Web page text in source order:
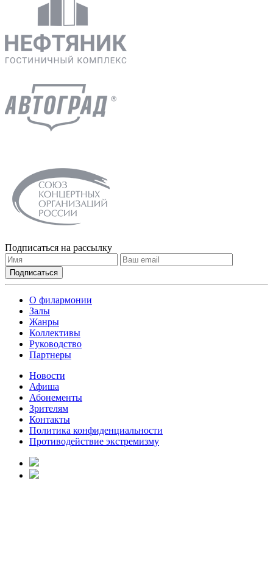
Подписаться на рассылку
О филармонии
Залы
Жанры
Коллективы
Руководство
Партнеры
Новости
Афиша
Абонементы
Зрителям
Контакты
Политика конфиденциальности
Противодействие экстремизму